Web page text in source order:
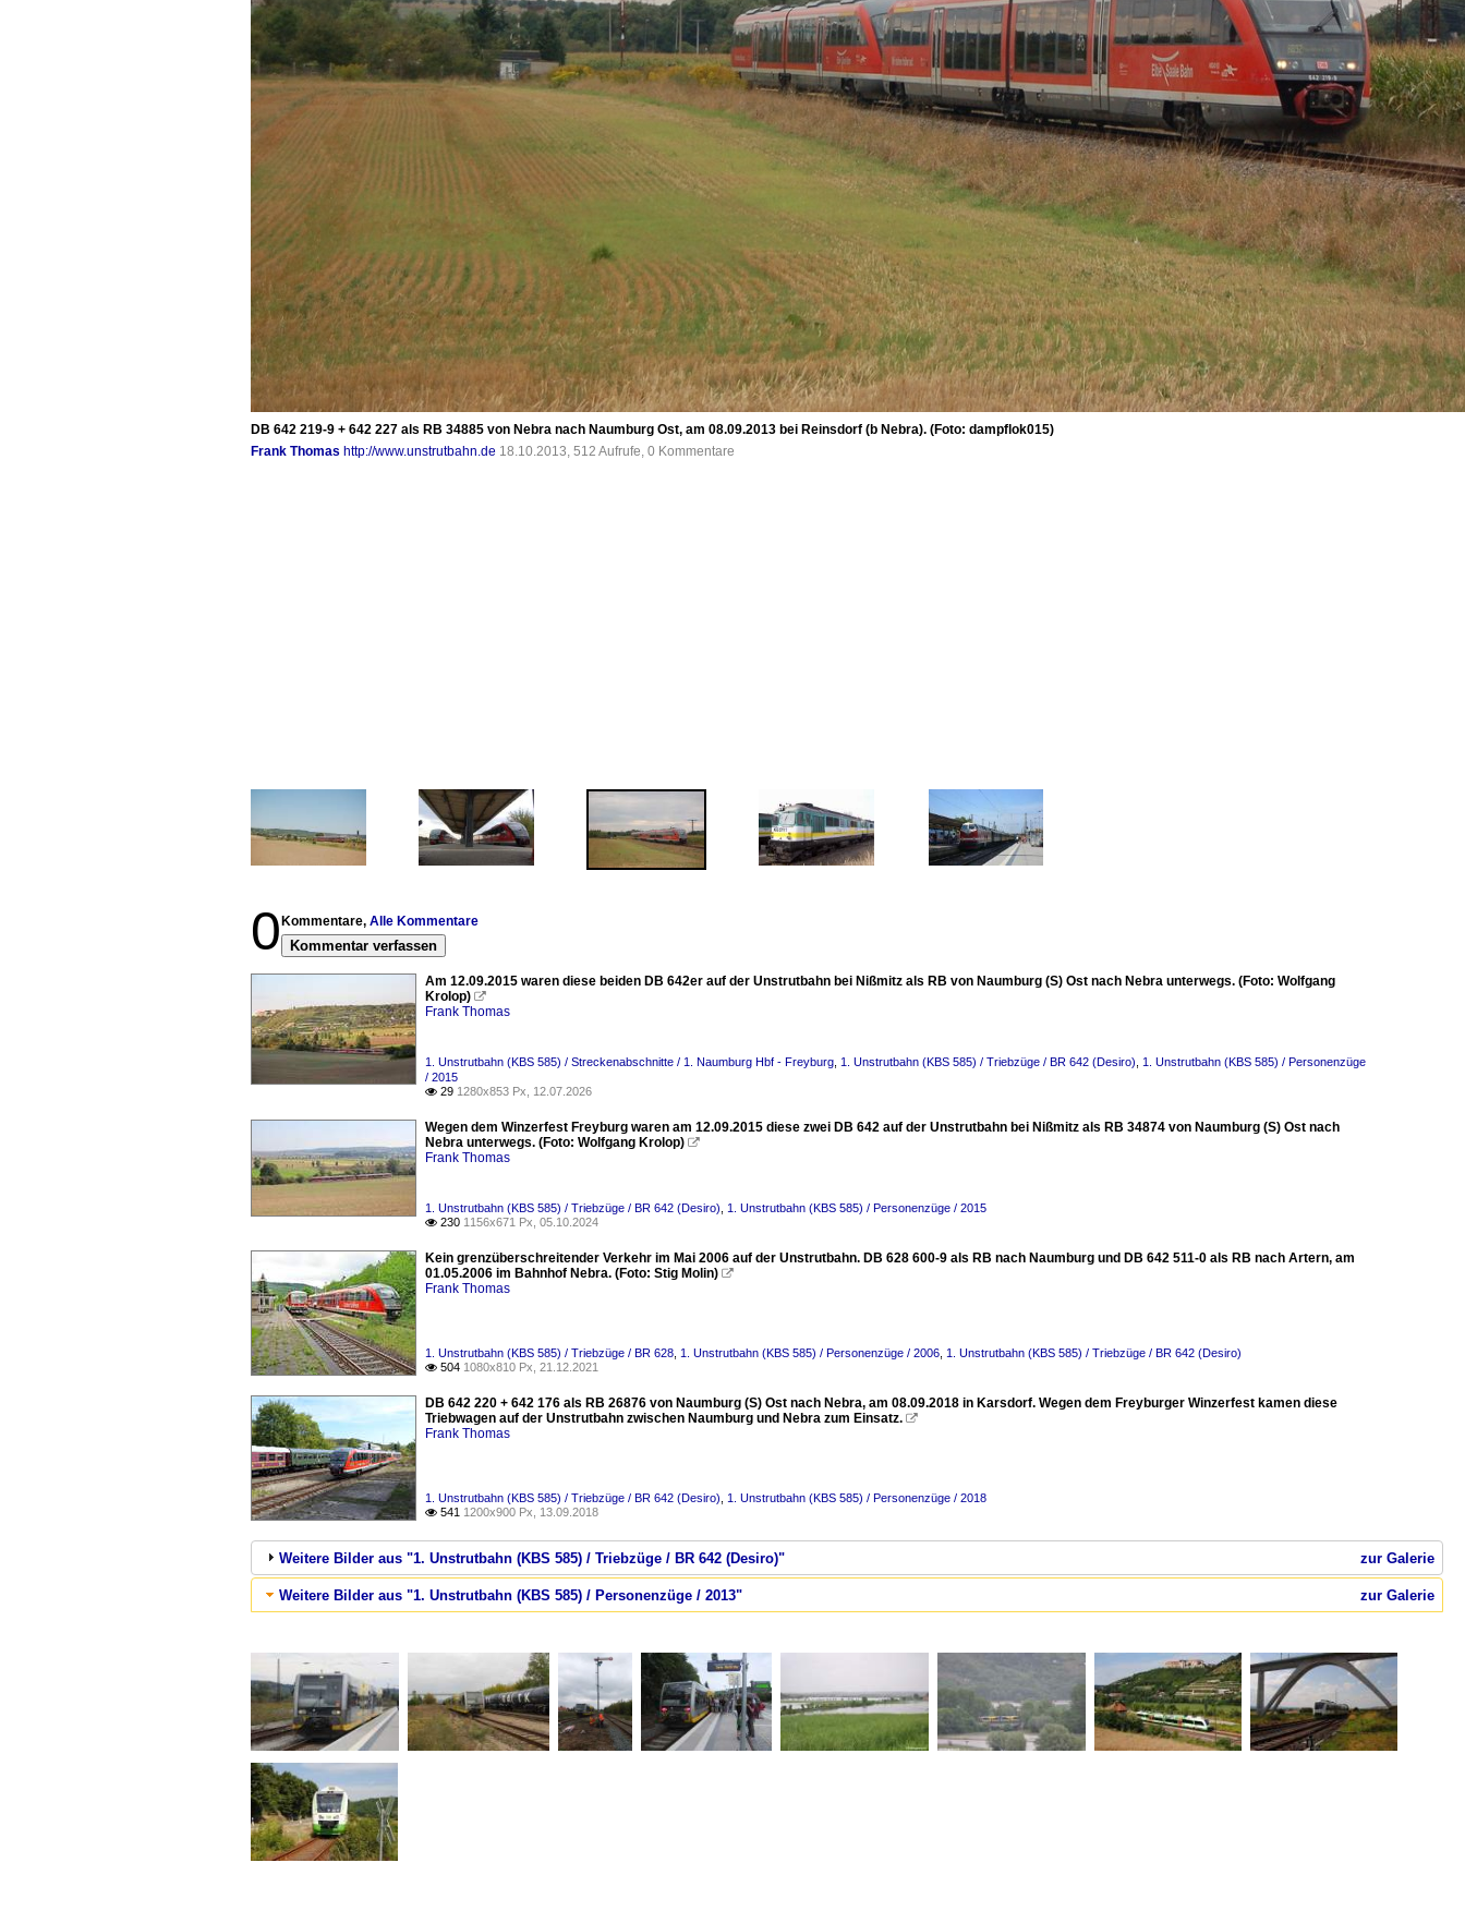
DB 642 219-9 + 642 227 als RB 34885 von Nebra nach Naumburg Ost, am 08.09.2013 bei Reinsdorf (b Nebra). (Foto: dampflok015)
Frank Thomas http://www.unstrutbahn.de 18.10.2013, 512 Aufrufe, 0 Kommentare
0 Kommentare, Alle Kommentare
Kommentar verfassen
Am 12.09.2015 waren diese beiden DB 642er auf der Unstrutbahn bei Nißmitz als RB von Naumburg (S) Ost nach Nebra unterwegs. (Foto: Wolfgang
Krolop) 
Frank Thomas
1. Unstrutbahn (KBS 585) / Streckenabschnitte / 1. Naumburg Hbf - Freyburg 1. Unstrutbahn (KBS 585) / Triebzüge / BR 642 (Desiro)
1. Unstrutbahn (KBS 585) / Personenzüge
/ 2015
 29 1280x853 Px, 12.07.2026
Wegen dem Winzerfest Freyburg waren am 12.09.2015 diese zwei DB 642 auf der Unstrutbahn bei Nißmitz als RB 34874 von Naumburg (S) Ost nach
Nebra unterwegs. (Foto: Wolfgang Krolop) 
Frank Thomas
1. Unstrutbahn (KBS 585) / Triebzüge / BR 642 (Desiro) 1. Unstrutbahn (KBS 585) / Personenzüge / 2015
 230 1156x671 Px, 05.10.2024
Kein grenzüberschreitender Verkehr im Mai 2006 auf der Unstrutbahn. DB 628 600-9 als RB nach Naumburg und DB 642 511-0 als RB nach Artern, am
01.05.2006 im Bahnhof Nebra. (Foto: Stig Molin) 
Frank Thomas
1. Unstrutbahn (KBS 585) / Triebzüge / BR 628 1. Unstrutbahn (KBS 585) / Personenzüge / 2006 1. Unstrutbahn (KBS 585) / Triebzüge / BR 642 (Desiro)
 504 1080x810 Px, 21.12.2021
DB 642 220 + 642 176 als RB 26876 von Naumburg (S) Ost nach Nebra, am 08.09.2018 in Karsdorf. Wegen dem Freyburger Winzerfest kamen diese
Triebwagen auf der Unstrutbahn zwischen Naumburg und Nebra zum Einsatz. 
Frank Thomas
1. Unstrutbahn (KBS 585) / Triebzüge / BR 642 (Desiro) 1. Unstrutbahn (KBS 585) / Personenzüge / 2018
 541 1200x900 Px, 13.09.2018
zur Galerie
Weitere Bilder aus "1. Unstrutbahn (KBS 585) / Triebzüge / BR 642 (Desiro)"
zur Galerie
Weitere Bilder aus "1. Unstrutbahn (KBS 585) / Personenzüge / 2013"